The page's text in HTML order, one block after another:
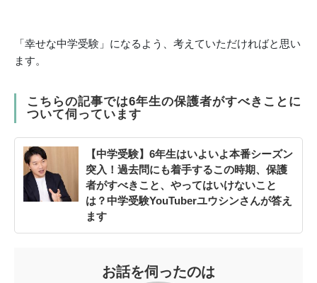
「幸せな中学受験」になるよう、考えていただければと思い
ます。
こちらの記事では6年生の保護者がすべきことに
ついて伺っています
【中学受験】6年生はいよいよ本番シーズン
突入！過去問にも着手するこの時期、保護
者がすべきこと、やってはいけないこと
は？中学受験YouTuberユウシンさんが答え
ます
お話を伺ったのは